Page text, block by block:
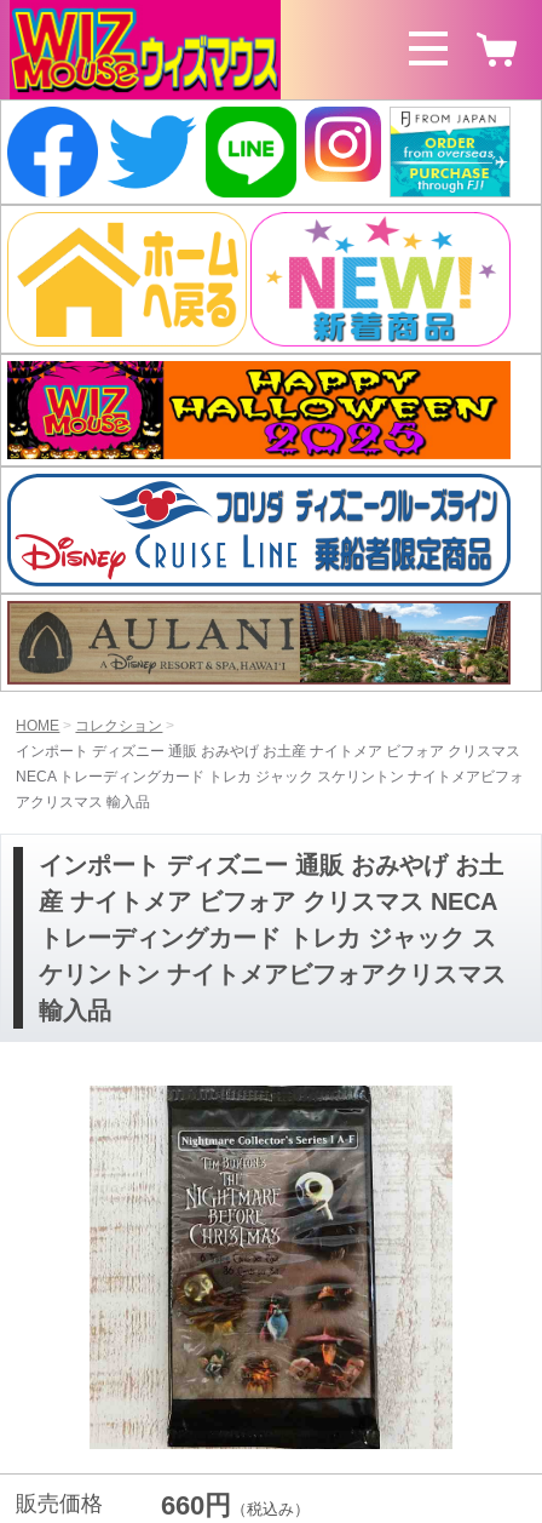
HOME
コレクション
インポート ディズニー 通販 おみやげ お土産 ナイトメア ビフォア クリスマス
NECA トレーディングカード トレカ ジャック スケリントン ナイトメアビフォ
アクリスマス 輸入品
インポート ディズニー 通販 おみやげ お土
産 ナイトメア ビフォア クリスマス NECA
トレーディングカード トレカ ジャック ス
ケリントン ナイトメアビフォアクリスマス
輸入品
販売価格 660円 （税込み）